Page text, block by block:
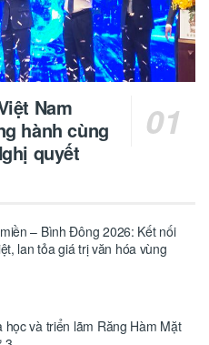
Nam
hành cùng
quyết
– Bình Đông 2026: Kết nối
lan tỏa giá trị văn hóa vùng
học và triển lãm Răng Hàm Mặt